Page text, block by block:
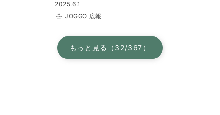
2025.6.1
JOGGO 広報
もっと見る（32/367）